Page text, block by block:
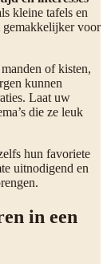
kleine tafels en
gemakkelijker voor
of kisten,
kunnen
Laat uw
die ze leuk
hun favoriete
uitnodigend en
in een